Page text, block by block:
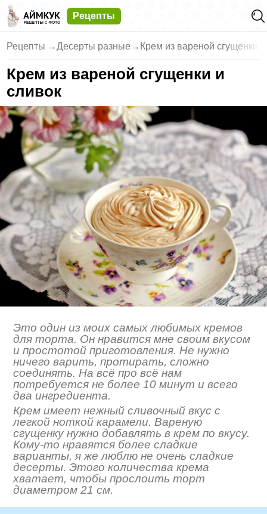
Рецепты
Рецепты →Десерты разные → Крем из вареной сгущенки
Крем из вареной сгущенки и
сливок
Это один из моих самых любимых кремов
для торта. Он нравится мне своим вкусом
и простотой приготовления. Не нужно
ничего варить, протирать, сложно
соединять. На всё про всё нам
потребуется не более 10 минут и всего
два ингредиента.
Крем имеет нежный сливочный вкус с
легкой ноткой карамели. Вареную
сгущенку нужно добавлять в крем по вкусу.
Кому-то нравятся более сладкие
варианты, я же люблю не очень сладкие
десерты. Этого количества крема
хватает, чтобы прослоить торт
диаметром 21 см.